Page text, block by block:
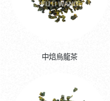
中焙烏龍茶